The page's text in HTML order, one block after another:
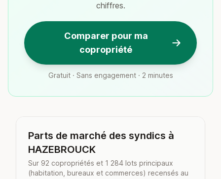
chiffres.
Comparer pour ma
copropriété
Gratuit · Sans engagement · 2 minutes
Parts de marché des syndics à
HAZEBROUCK
Sur 92 copropriétés et 1 284 lots principaux
(habitation, bureaux et commerces) recensés au